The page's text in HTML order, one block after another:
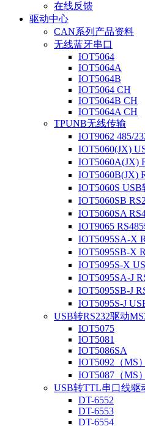
在线反馈
驱动中心
CAN系列产品资料
无线蓝牙串口
IOT5064
IOT5064A
IOT5064B
IOT5064 CH
IOT5064B CH
IOT5064A CH
TPUNB无线传输
IOT9062 485/
IOT5060(JX)
IOT5060A(JX)
IOT5060B(JX)
IOT5060S
IOT5060SB
IOT5060SA
IOT9065
IOT5095SA-X
IOT5095SB-X
IOT5095S-X
IOT5095SA-J
IOT5095SB-J
IOT5095S-J
USB转RS232驱动
IOT5075
IOT5081
IOT5086SA
IOT5092（MS）
IOT5087（MS）
USB转TTL串口线驱
DT-6552
DT-6553
DT-6554